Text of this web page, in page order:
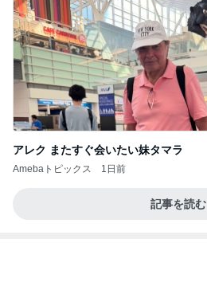
アレク またすぐ会いたい妹タマラ
Amebaトピックス 1日前
記事を読む